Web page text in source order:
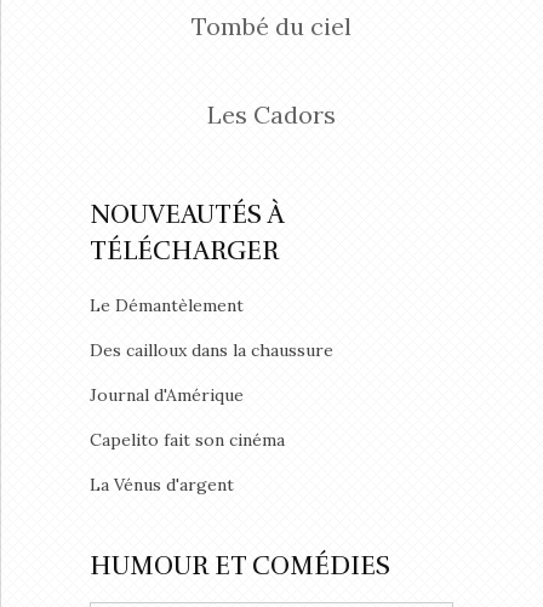
Tombé du ciel
Les Cadors
NOUVEAUTÉS À
TÉLÉCHARGER
Le Démantèlement
Des cailloux dans la chaussure
Journal d'Amérique
Capelito fait son cinéma
La Vénus d'argent
HUMOUR ET COMÉDIES